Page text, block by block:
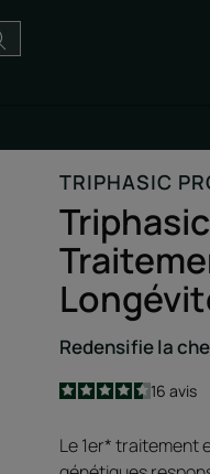
TRIPHASIC
Redensifie la
4.5
/5
16avis
Le 1er* traitement